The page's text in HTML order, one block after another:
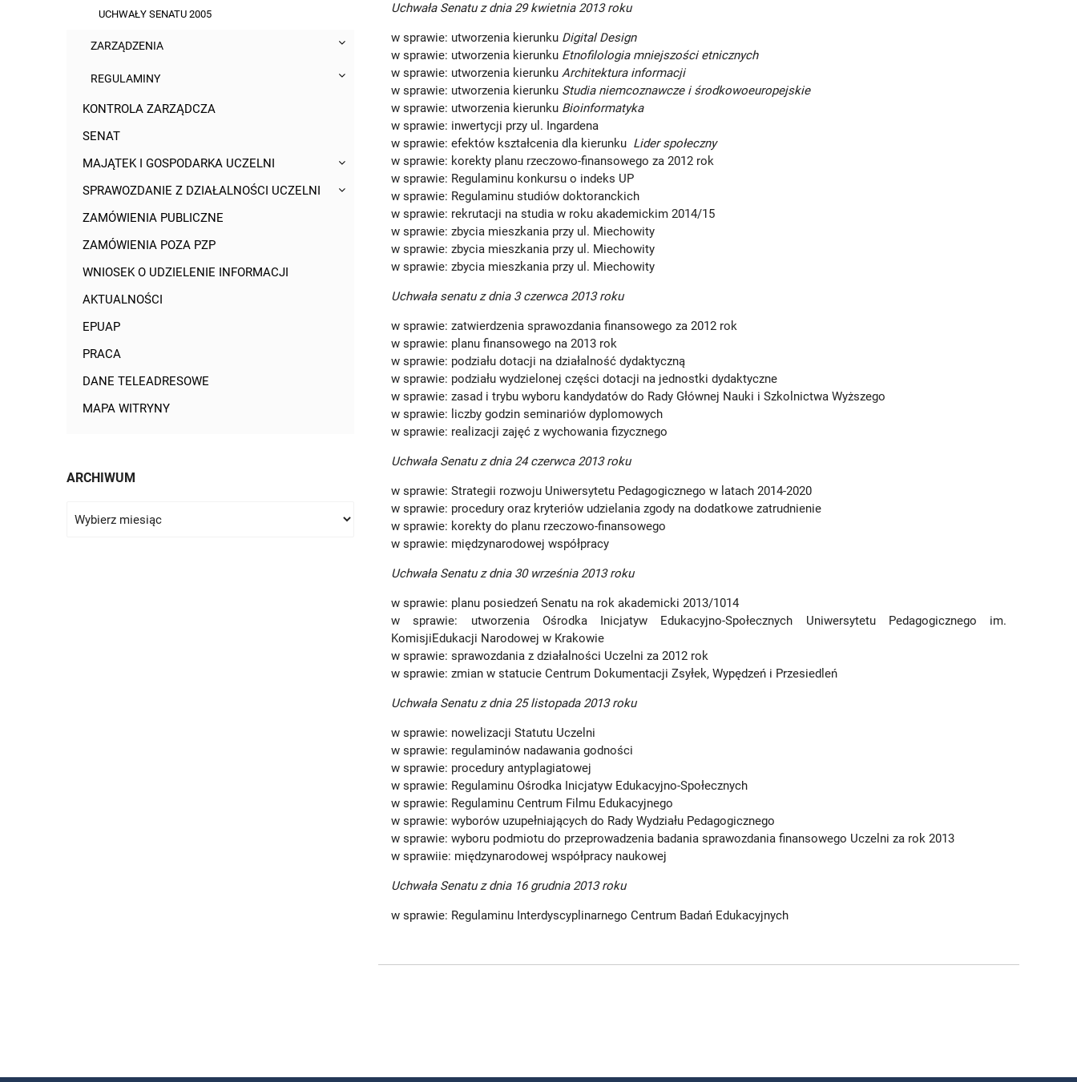
UCHWAŁY SENATU 2005
ZARZĄDZENIA
REGULAMINY
KONTROLA ZARZĄDCZA
SENAT
MAJĄTEK I GOSPODARKA UCZELNI
SPRAWOZDANIE Z DZIAŁALNOŚCI UCZELNI
ZAMÓWIENIA PUBLICZNE
ZAMÓWIENIA POZA PZP
WNIOSEK O UDZIELENIE INFORMACJI
AKTUALNOŚCI
EPUAP
PRACA
DANE TELEADRESOWE
MAPA WITRYNY
ARCHIWUM
Uchwała Senatu z dnia 29 kwietnia 2013 roku
w sprawie: utworzenia kierunku Digital Design
w sprawie: utworzenia kierunku Etnofilologia mniejszości etnicznych
w sprawie: utworzenia kierunku Architektura informacji
w sprawie: utworzenia kierunku Studia niemcoznawcze i środkowoeuropejskie
w sprawie: utworzenia kierunku Bioinformatyka
w sprawie: inwertycji przy ul. Ingardena
w sprawie: efektów kształcenia dla kierunku Lider społeczny
w sprawie: korekty planu rzeczowo-finansowego za 2012 rok
w sprawie: Regulaminu konkursu o indeks UP
w sprawie: Regulaminu studiów doktoranckich
w sprawie: rekrutacji na studia w roku akademickim 2014/15
w sprawie: zbycia mieszkania przy ul. Miechowity
w sprawie: zbycia mieszkania przy ul. Miechowity
w sprawie: zbycia mieszkania przy ul. Miechowity
Uchwała senatu z dnia 3 czerwca 2013 roku
w sprawie: zatwierdzenia sprawozdania finansowego za 2012 rok
w sprawie: planu finansowego na 2013 rok
w sprawie: podziału dotacji na działalność dydaktyczną
w sprawie: podziału wydzielonej części dotacji na jednostki dydaktyczne
w sprawie: zasad i trybu wyboru kandydatów do Rady Głównej Nauki i Szkolnictwa Wyższego
w sprawie: liczby godzin seminariów dyplomowych
w sprawie: realizacji zajęć z wychowania fizycznego
Uchwała Senatu z dnia 24 czerwca 2013 roku
w sprawie: Strategii rozwoju Uniwersytetu Pedagogicznego w latach 2014-2020
w sprawie: procedury oraz kryteriów udzielania zgody na dodatkowe zatrudnienie
w sprawie: korekty do planu rzeczowo-finansowego
w sprawie: międzynarodowej współpracy
Uchwała Senatu z dnia 30 września 2013 roku
w sprawie: planu posiedzeń Senatu na rok akademicki 2013/1014
w sprawie: utworzenia Ośrodka Inicjatyw Edukacyjno-Społecznych Uniwersytetu Pedagogicznego im.
KomisjiEdukacji Narodowej w Krakowie
w sprawie: sprawozdania z działalności Uczelni za 2012 rok
w sprawie: zmian w statucie Centrum Dokumentacji Zsyłek, Wypędzeń i Przesiedleń
Uchwała Senatu z dnia 25 listopada 2013 roku
w sprawie: nowelizacji Statutu Uczelni
w sprawie: regulaminów nadawania godności
w sprawie: procedury antyplagiatowej
w sprawie: Regulaminu Ośrodka Inicjatyw Edukacyjno-Społecznych
w sprawie: Regulaminu Centrum Filmu Edukacyjnego
w sprawie: wyborów uzupełniających do Rady Wydziału Pedagogicznego
w sprawie: wyboru podmiotu do przeprowadzenia badania sprawozdania finansowego Uczelni za rok 2013
w sprawiie: międzynarodowej współpracy naukowej
Uchwała Senatu z dnia 16 grudnia 2013 roku
w sprawie: Regulaminu Interdyscyplinarnego Centrum Badań Edukacyjnych